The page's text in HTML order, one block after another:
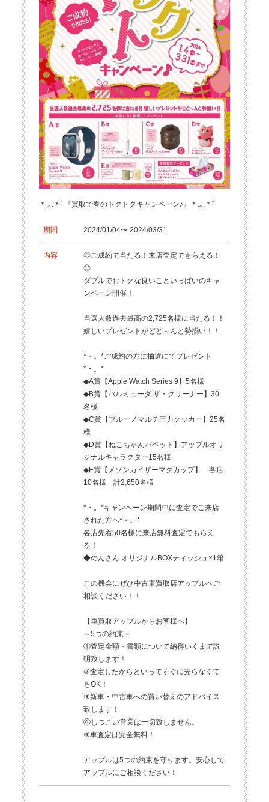
＊.｡.＊ﾟ『買取で春のトクトクキャンペーン♪』＊.｡.＊ﾟ
期間 2024/01/04〜 2024/03/31
内容
◎ご成約で当たる！来店査定でもらえる！
◎
ダブルでおトクな良いこといっぱいのキャ
ンペーン開催！
当選人数過去最高の2,725名様に当たる！！
嬉しいプレゼントがどど～んと勢揃い！！
*・。*ご成約の方に抽選にてプレゼント
*・。*
◆A賞【Apple Watch Series 9】5名様
◆B賞【バルミューダ ザ・クリーナー】30
名様
◆C賞【ブルーノマルチ圧力クッカー】25名
様
◆D賞【ねこちゃんパペット】アップルオリ
ジナルキャラクター15名様
◆E賞【メゾンカイザーマグカップ】 各店
10名様 計2,650名様
*・。*キャンペーン期間中に査定でご来店
された方へ*・。*
各店先着50名様に来店無料査定でもらえ
る！
◆のんさん オリジナルBOXティッシュ×1箱
この機会にぜひ中古車買取店アップルへご
相談ください！！
【車買取アップルからお客様へ】
～5つの約束～
①査定金額・書類について納得いくまで説
明致します！
②査定したからといってすぐに売らなくて
もOK！
③新車・中古車への買い替えのアドバイス
致します！
④しつこい営業は一切致しません。
⑤車査定は完全無料！
アップルは5つの約束を守ります。安心して
アップルにご相談ください！